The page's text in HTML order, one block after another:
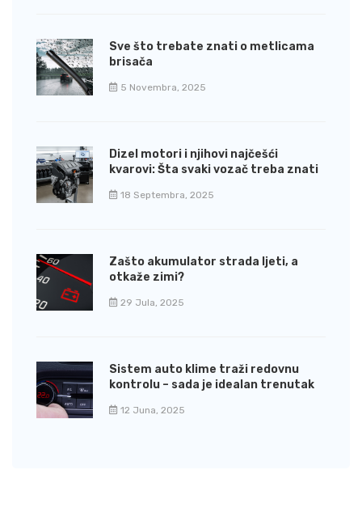
Sve što trebate znati o metlicama
brisača
5 Novembra, 2025
Dizel motori i njihovi najčešći
kvarovi: Šta svaki vozač treba znati
18 Septembra, 2025
Zašto akumulator strada ljeti, a
otkaže zimi?
29 Jula, 2025
Sistem auto klime traži redovnu
kontrolu – sada je idealan trenutak
12 Juna, 2025